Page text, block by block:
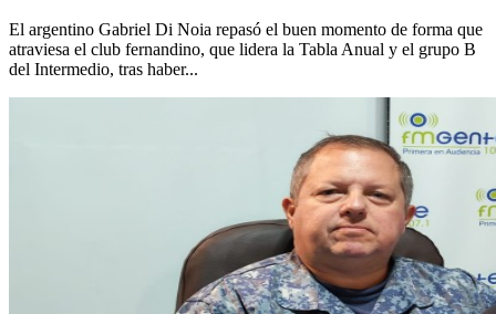
El argentino Gabriel Di Noia repasó el buen momento de forma que
atraviesa el club fernandino, que lidera la Tabla Anual y el grupo B
del Intermedio, tras haber...